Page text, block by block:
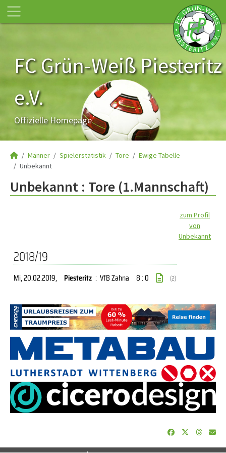
FC Grün-Weiß Piesteritz
e.V.
Offizielle Homepage
Männer Spielerstatistik Tore
Ewige Tabelle
Unbekannt
Unbekannt : Tore (1.Mannschaft)
zum Profil
von
Unbekannt
2018/19
Mi, 20.02.2019, Piesteritz : VfB Zahna 8 : 0 (2)